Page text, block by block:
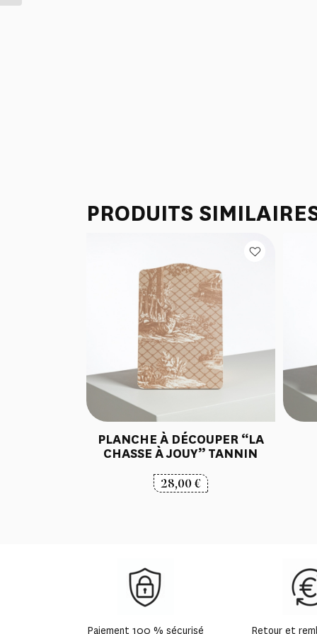
PRODUITS
PLANCHE À DÉCOUPER “LA
CHASSE À JOUY” TANNIN
28,00€
Paiement 100 % sécurisé Retour et